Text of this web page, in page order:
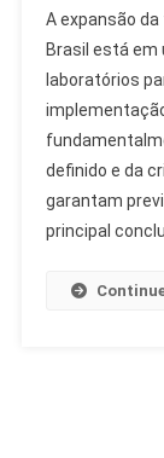
A expansão
Brasil está em
laboratórios
definido e da
garantam
principal